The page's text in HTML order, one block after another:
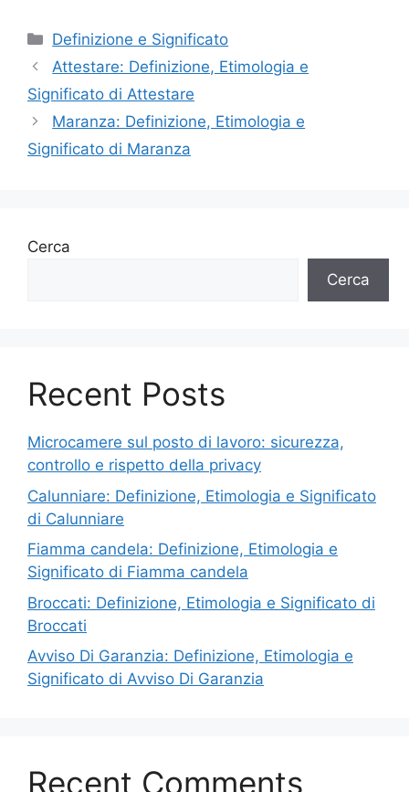
Categorie
Definizione e Significato
Attestare: Definizione, Etimologia e
Significato di Attestare
Maranza: Definizione, Etimologia e
Significato di Maranza
Cerca
Cerca
Recent Posts
Microcamere sul posto di lavoro: sicurezza,
controllo e rispetto della privacy
Calunniare: Definizione, Etimologia e Significato
di Calunniare
Fiamma candela: Definizione, Etimologia e
Significato di Fiamma candela
Broccati: Definizione, Etimologia e Significato di
Broccati
Avviso Di Garanzia: Definizione, Etimologia e
Significato di Avviso Di Garanzia
Recent Comments